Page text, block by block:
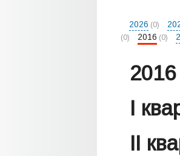
2026 (0)
(0) 2016 (0)
2016
I
II